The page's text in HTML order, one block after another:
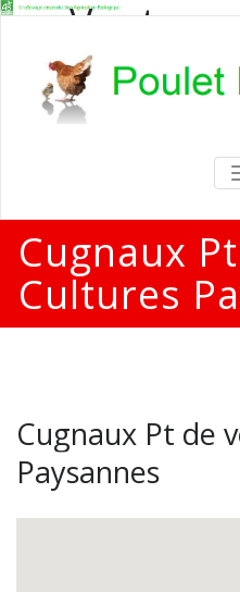
Vente
Vente en direct
particuliers
Cugnaux
Cultures
Cugnaux Pt de
Paysannes